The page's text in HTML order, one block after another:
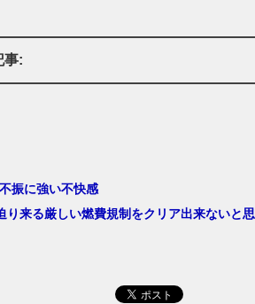
事:
振に強い不快感
り来る厳しい燃費規制をクリア出来ないと思